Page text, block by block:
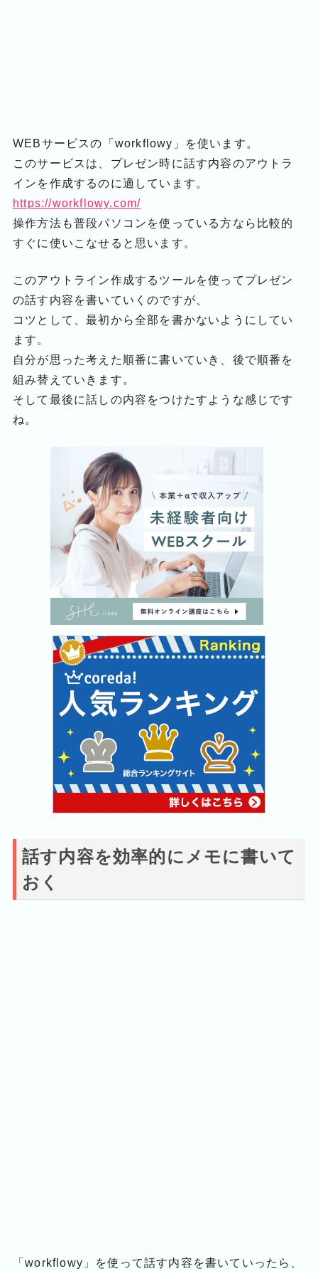
WEBサービスの「workflowy」を使います。
このサービスは、プレゼン時に話す内容のアウトラ
インを作成するのに適しています。
https://workflowy.com/
操作方法も普段パソコンを使っている方なら比較的
すぐに使いこなせると思います。
このアウトライン作成するツールを使ってプレゼン
の話す内容を書いていくのですが、
コツとして、最初から全部を書かないようにしてい
ます。
自分が思った考えた順番に書いていき、後で順番を
組み替えていきます。
そして最後に話しの内容をつけたすような感じです
ね。
話す内容を効率的にメモに書いて
おく
「workflowy」を使って話す内容を書いていったら、